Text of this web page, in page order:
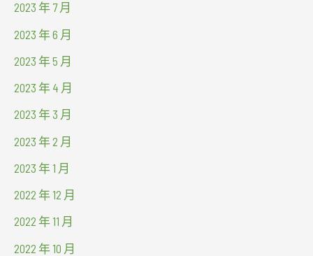
2023 年 7 月
2023 年 6 月
2023 年 5 月
2023 年 4 月
2023 年 3 月
2023 年 2 月
2023 年 1 月
2022 年 12 月
2022 年 11 月
2022 年 10 月